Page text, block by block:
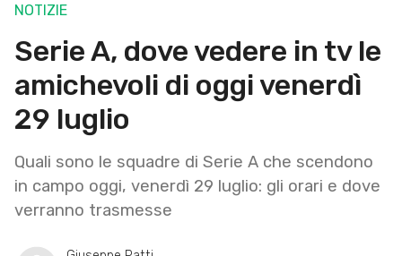
NOTIZIE
Serie A, dove vedere in tv le
amichevoli di oggi venerdì
29 luglio
Quali sono le squadre di Serie A che scendono
in campo oggi, venerdì 29 luglio: gli orari e dove
verranno trasmesse